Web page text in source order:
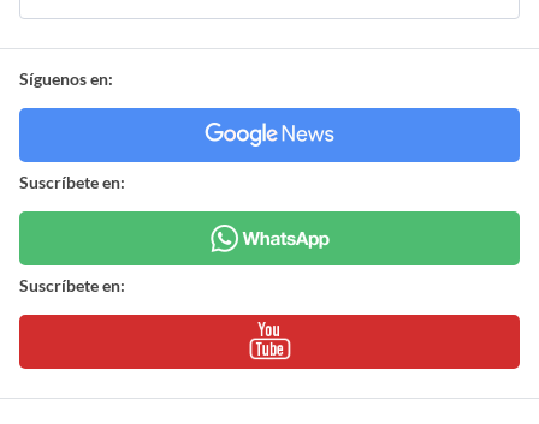
Síguenos en:
Suscríbete en:
Suscríbete en: